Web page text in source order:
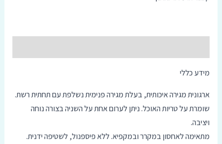
אפס
כל
cached
מידע כללי
ארגונית מגירה איכותית, בעלת מגירה פנימית נשלפת עם תחתית רשת.
שומרת על טריות האוכל. ניתן לערום אחת על השניה בצורה נוחה
ויציבה.
מתאימה לאחסון במקרר ובמקפיא. ללא פיספנול, לשטיפה ידנית.